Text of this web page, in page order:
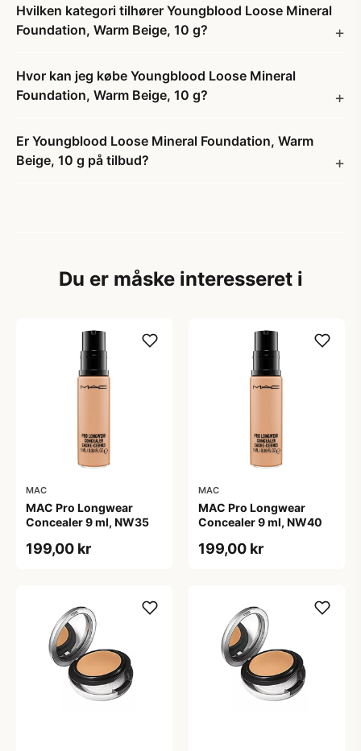
Hvilken kategori tilhører Youngblood Loose Mineral
Foundation, Warm Beige, 10 g?
Hvor kan jeg købe Youngblood Loose Mineral
Foundation, Warm Beige, 10 g?
Er Youngblood Loose Mineral Foundation, Warm
Beige, 10 g på tilbud?
Du er måske interesseret i
MAC
MAC Pro Longwear
Concealer 9 ml, NW35
199,00 kr
MAC
MAC Pro Longwear
Concealer 9 ml, NW40
199,00 kr